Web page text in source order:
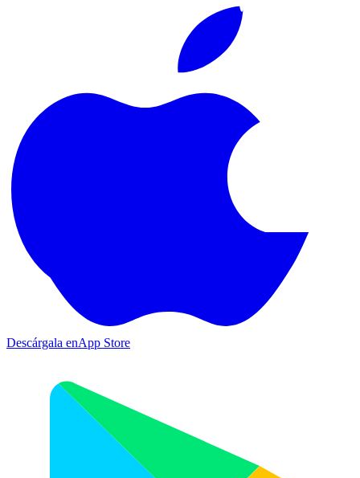
Descárgala enApp Store